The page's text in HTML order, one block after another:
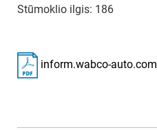
Stūmoklio ilgis: 186
inform.wabco-auto.com